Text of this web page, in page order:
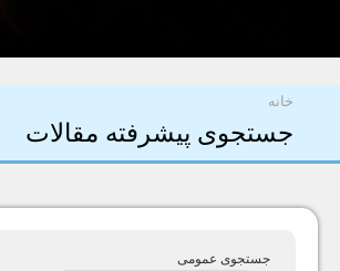
شما اینجا هستید
خانه
جستجوی پیشرفته مقالات
جستجوی عمومی